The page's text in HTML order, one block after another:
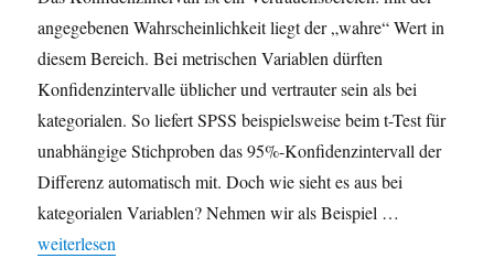
angegebenen Wahrscheinlichkeit liegt der „wahre“ Wert in
diesem Bereich. Bei metrischen Variablen dürften
Konfidenzintervalle üblicher und vertrauter sein als bei
kategorialen. So liefert SPSS beispielsweise beim t-Test für
unabhängige Stichproben das 95%-Konfidenzintervall der
Differenz automatisch mit. Doch wie sieht es aus bei
kategorialen Variablen? Nehmen wir als Beispiel …
„Wie ermittelt man Konfidenzintervalle für relative (prozentuale)
weiterlesen